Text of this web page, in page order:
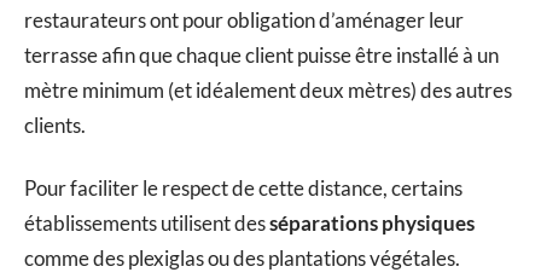
restaurateurs ont pour obligation d’aménager leur
terrasse afin que chaque client puisse être installé à un
mètre minimum (et idéalement deux mètres) des autres
clients.
Pour faciliter le respect de cette distance, certains
établissements utilisent desséparations physiques
comme des plexiglas ou des plantations végétales.